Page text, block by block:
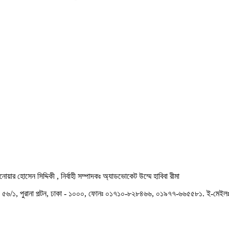
হোসেন সিদ্দিকী , নির্বাহী সম্পাদকঃ অ্যাডভোকেট উম্মে হাবিবা রীমা
৫৬/১, পুরানা পল্টন, ঢাকা - ১০০০, ফোনঃ ০১৭১০-৮২৮৪৬৬, ০১৯৭৭-৬৬৫৫৮১. ই-